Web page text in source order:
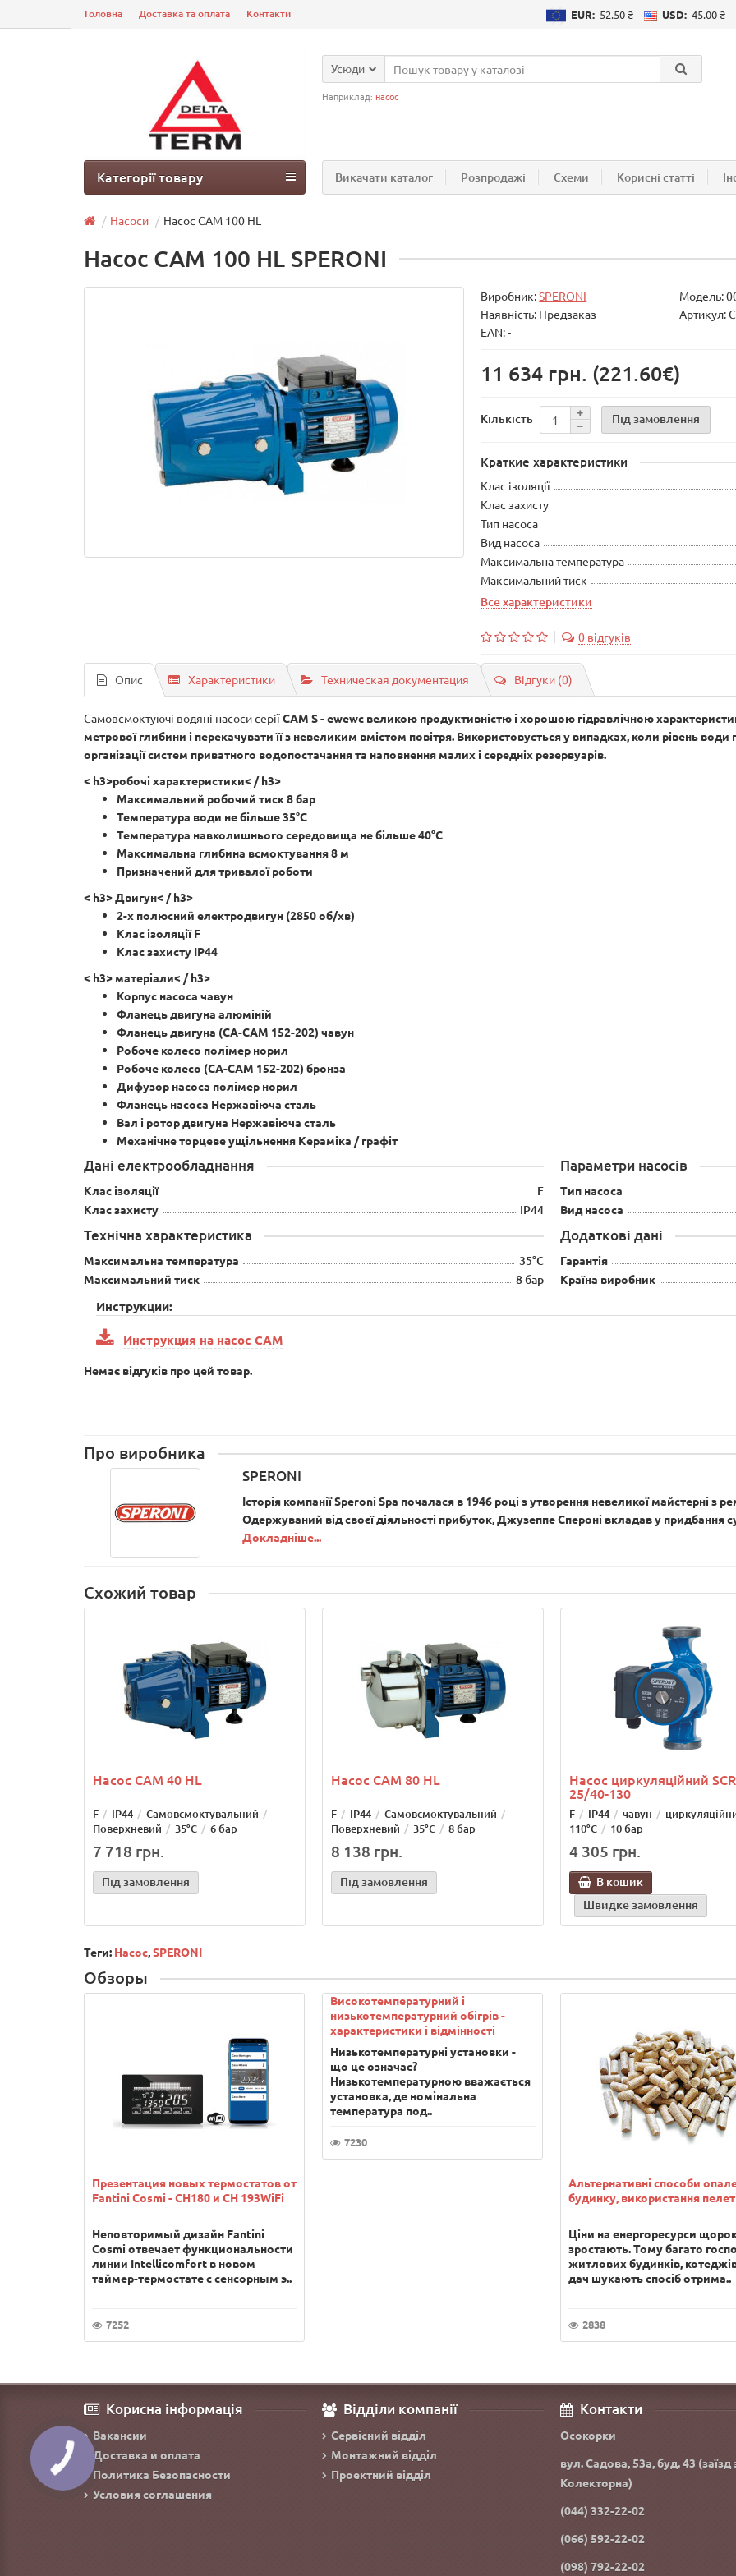
EUR: 52.50 ₴ USD: 45.00 ₴
Головна Доставка та оплата Контакти
Усюди
Наприклад: насос
Викачати каталог Розпродажі Схеми Корисні статті
Категорії товару
Насоси Насос CAM 100 HL
Насос CAM 100 HL SPERONI
Виробник:SPERONI Модель:
Наявність: Предзаказ
Артикул:
EAN: -
11 634 грн. (221.60€)
Кількість Під замовлення
Краткие характеристики
Клас ізоляції
Клас захисту
Тип насоса
Вид насоса
Максимальна температура
Максимальний тиск
Все характеристики
0 відгуків
Опис Характеристики Техническая документация Відгуки (0)
Самовсмоктуючі водяні насоси серіїCAM S - ewewс великою продуктивністю і хорошою гідравлічною
метрової глибини і перекачувати її з невеликим вмістом повітря. Використовується у випадках, коли рівень
організації систем приватного водопостачання та наповнення малих і середніх резервуарів.
< h3>робочі характеристики< / h3>
Максимальний робочий тиск 8 бар
Температура води не більше 35°С
Температура навколишнього середовища не більше 40°С
Максимальна глибина всмоктування 8 м
Призначений для тривалої роботи
< h3> Двигун< / h3>
2-х полюсний електродвигун (2850 об/хв)
Клас ізоляції F
Клас захисту IP44
< h3> матеріали< / h3>
Корпус насоса чавун
Фланець двигуна алюміній
Фланець двигуна (CA-CAM 152-202) чавун
Робоче колесо полімер норил
Робоче колесо (CA-CAM 152-202) бронза
Дифузор насоса полімер норил
Фланець насоса Нержавіюча сталь
Вал і ротор двигуна Нержавіюча сталь
Механічне торцеве ущільнення Кераміка / графіт
Дані електрообладнання
Клас ізоляції F
Клас захисту IP44
Параметри насосів
Тип насоса
Вид насоса
Технічна характеристика
Максимальна температура 35°С
Максимальний тиск 8 бар
Додаткові дані
Гарантія
Країна виробник
Инструкции:
Инструкция на насос САМ
Немає відгуків про цей товар.
Про виробника
SPERONI
Історія компанії Speroni Spa почалася в 1946 році з утворення невеликої майстерні з
Одержуваний від своєї діяльності прибуток, Джузеппе Спероні вкладав у придбання
Докладніше...
Схожий товар
Насос CAM 40 HL
F IP44
Самовсмоктувальний
Поверхневий
35°С 6 бар
7 718 грн.
Під замовлення
Насос CAM 80 HL
F IP44
Самовсмоктувальний
Поверхневий
35°С 8 бар
8 138 грн.
Під замовлення
Насос циркуляційний SCR
25/40-130
F IP44 чавун
110°С
10 бар
4 305 грн.
В кошик
Швидке замовлення
Теги: Насос,SPERONI
Обзоры
Презентация новых термостатов от
Fantini Cosmi - CH180 и CH 193WiFi
Неповторимый дизайн Fantini
Cosmi отвечает функциональности
линии Intellicomfort в новом
таймер-термостате с сенсорным э..
7252
Високотемпературний і
низькотемпературний обігрів -
характеристики і відмінності
Низькотемпературні установки -
що це означає?
Низькотемпературною вважається
установка, де номінальна
температура под..
7230
Альтернативні способи
будинку, використання
Ціни на енергоресурси
зростають. Тому багато
житлових будинків,
дач шукають спосіб отрима..
2838
Корисна інформація
Вакансии
Доставка и оплата
Политика Безопасности
Условия соглашения
Відділи компанії
Сервісний відділ
Монтажний відділ
Проектний відділ
Контакти
Осокорки
вул. Садова, 53а, буд. 43 (заїзд
Колекторна)
(044) 332-22-02
(066) 592-22-02
(098) 792-22-02